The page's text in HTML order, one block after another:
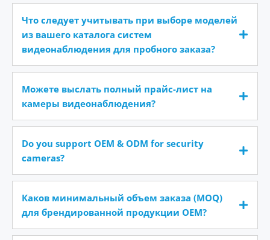
Что следует учитывать при выборе моделей
из вашего каталога систем
видеонаблюдения для пробного заказа?
Можете выслать полный прайс-лист на
камеры видеонаблюдения?
Do you support OEM & ODM for security
cameras?
Каков минимальный объем заказа (MOQ)
для брендированной продукции OEM?